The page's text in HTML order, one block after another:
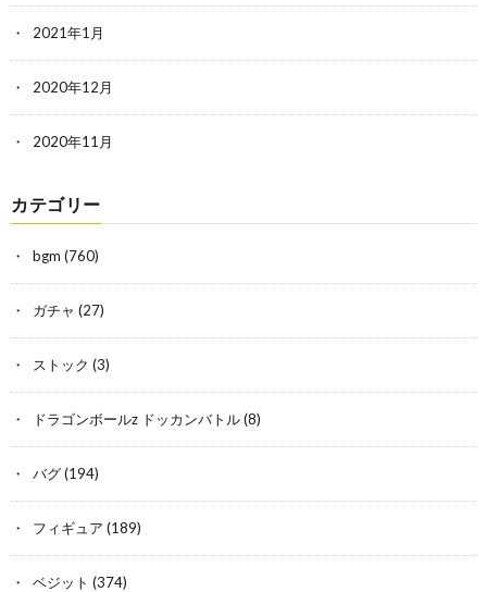
2021年1月
2020年12月
2020年11月
カテゴリー
bgm (760)
ガチャ (27)
ストック (3)
ドラゴンボールz ドッカンバトル(8)
バグ(194)
フィギュア (189)
ベジット (374)